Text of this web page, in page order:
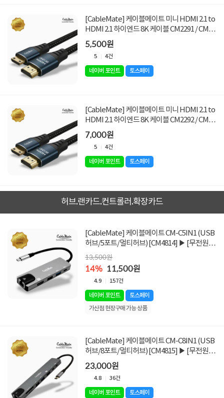
[CableMate] 케이블메이트 미니 HDMI 2.1 to
HDMI 2.1 하이엔드 8K 케이블 CM2291 / CM-
H8KC01 [1M]
5,500원
5 4건
네이버 포인트 토스페이
[CableMate] 케이블메이트 미니 HDMI 2.1 to
HDMI 2.1 하이엔드 8K 케이블 CM2292 / CM-
H8KC02 [2M]
7,000원
5 4건
네이버 포인트 토스페이
허브.랜카드.컨트롤러.확장카드
[CableMate] 케이블메이트 CM-C5IN1 (USB
허브/5포트/멀티허브) [CM4814] ▶ [무전원/C
타입] ◀
13,500원
14% 11,500원
4.9 157건
네이버 포인트
토스페이
가산점 현장구매 가능 상품
[CableMate] 케이블메이트 CM-C8IN1 (USB
허브/8포트/멀티허브) [CM4815] ▶ [무전원/C
타입] ◀
23,000원
4.8 36건
네이버 포인트
토스페이